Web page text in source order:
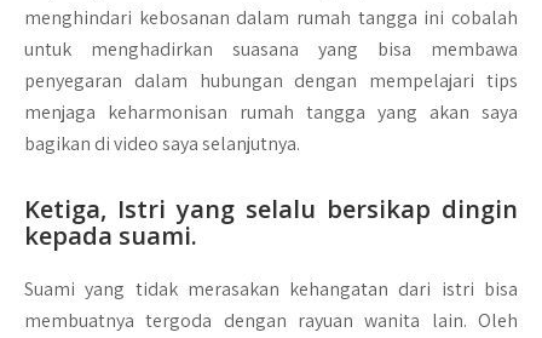
menghindari kebosanan dalam rumah tangga ini cobalah
untuk menghadirkan suasana yang bisa membawa
penyegaran dalam hubungan dengan mempelajari tips
menjaga keharmonisan rumah tangga yang akan saya
bagikan di video saya selanjutnya.
Ketiga, Istri yang selalu bersikap dingin
kepada suami.
Suami yang tidak merasakan kehangatan dari istri bisa
membuatnya tergoda dengan rayuan wanita lain. Oleh